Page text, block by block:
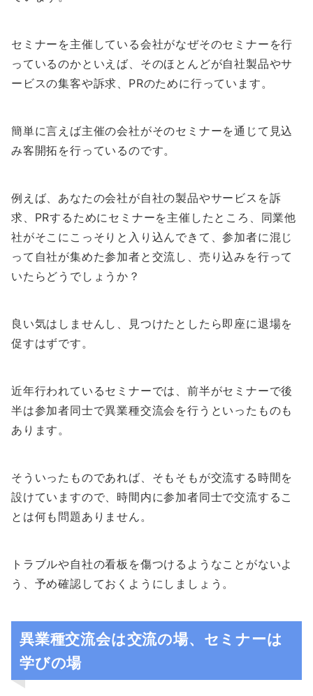
セミナーを主催している会社がなぜそのセミナーを行
っているのかといえば、そのほとんどが自社製品やサ
ービスの集客や訴求、PRのために行っています。
簡単に言えば主催の会社がそのセミナーを通じて見込
み客開拓を行っているのです。
例えば、あなたの会社が自社の製品やサービスを訴
求、PRするためにセミナーを主催したところ、同業他
社がそこにこっそりと入り込んできて、参加者に混じ
って自社が集めた参加者と交流し、売り込みを行って
いたらどうでしょうか？
良い気はしませんし、見つけたとしたら即座に退場を
促すはずです。
近年行われているセミナーでは、前半がセミナーで後
半は参加者同士で異業種交流会を行うといったものも
あります。
そういったものであれば、そもそもが交流する時間を
設けていますので、時間内に参加者同士で交流するこ
とは何も問題ありません。
トラブルや自社の看板を傷つけるようなことがないよ
う、予め確認しておくようにしましょう。
異業種交流会は交流の場、セミナーは
学びの場